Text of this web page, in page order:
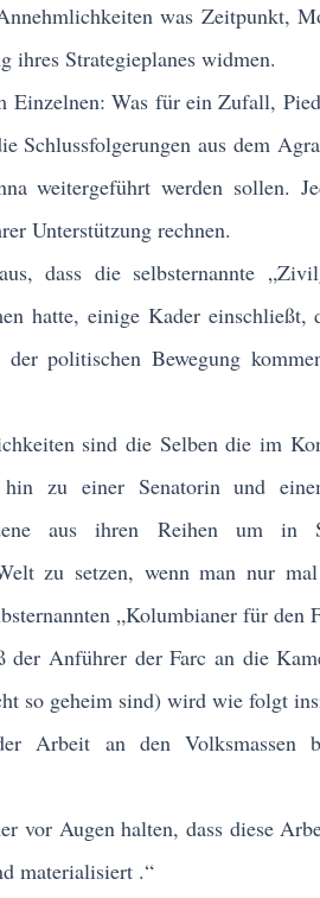
was Zeitpunkt,
ihres Strategieplanes widmen.
Was für ein Zufall,
Schlussfolgerungen aus dem
weitergeführt werden sollen.
Unterstützung rechnen.
die selbsternannte
hatte, einige Kader
der politischen Bewegung
sind die Selben die im
zu einer Senatorin und
aus ihren Reihen um in
zu setzen, wenn man nur
„Kolumbianer für den
Anführer der Farc an die
so geheim sind) wird wie folgt
Arbeit an den Volksmassen
vor Augen halten, dass diese
materialisiert .“